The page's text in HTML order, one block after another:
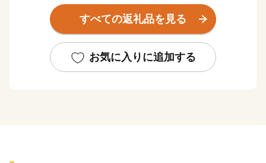
む丸亀城は、丸亀市のシンボルでもあり、市民の憩いの
場にもなっています。
や特産品など多くの資源に恵まれており、中讃地域の中
心市として、さらなる成長を続けています。
すべての返礼品を見る
お気に入りに追加する